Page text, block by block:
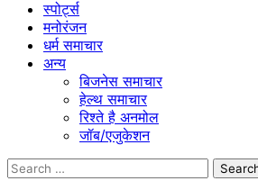
स्पोर्ट्स
मनोरंजन
धर्म समाचार
अन्य
बिजनेस समाचार
हेल्थ समाचार
रिश्ते है अनमोल
जॉब/एजुकेशन
Search